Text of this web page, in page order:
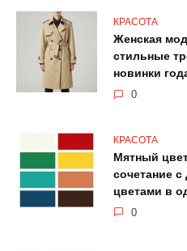
КРАСОТА
Женская
стильные
новинки
0
КРАСОТА
Мятный
сочетание с
цветами в
0